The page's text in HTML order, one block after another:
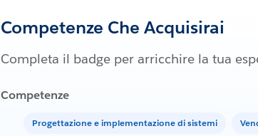
Competenze Che Acquisirai
Completa il badge per arricchire la tua
Competenze
Progettazione e implementazione di sistemi